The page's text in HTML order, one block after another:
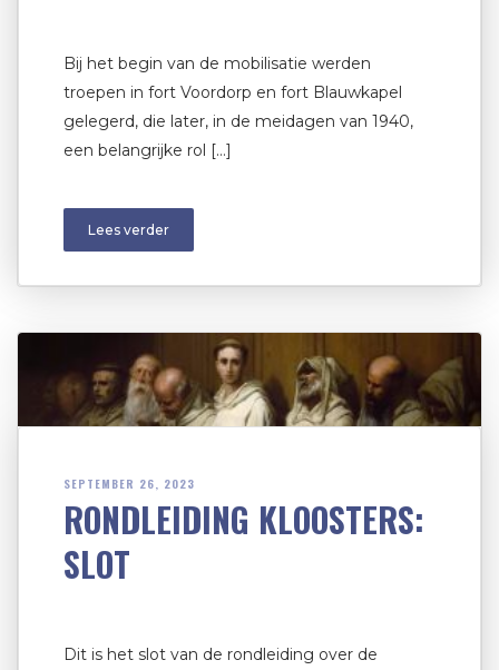
Bij het begin van de mobilisatie werden
troepen in fort Voordorp en fort Blauwkapel
gelegerd, die later, in de meidagen van 1940,
een belangrijke rol […]
Lees verder
SEPTEMBER 26, 2023
RONDLEIDING KLOOSTERS:
SLOT
Dit is het slot van de rondleiding over de